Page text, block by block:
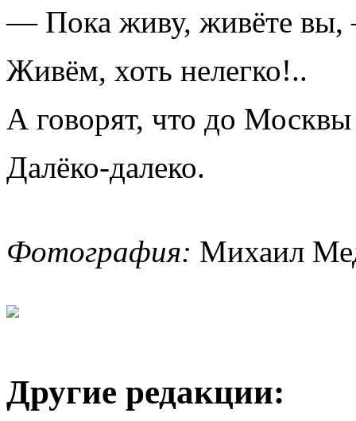
— Пока живу, живёте
Живём, хоть нелегко!..
А говорят, что до Москвы
Далёко-далеко.
Фотография: Михаил
Другие редакции: